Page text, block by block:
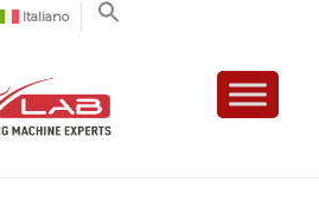
Italiano